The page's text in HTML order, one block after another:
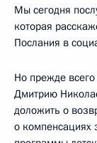
Мы сегодня
которая
Послания в
Но прежде
Дмитрию
доложить о
о компенсациях